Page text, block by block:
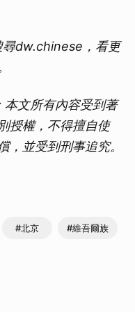
dw.chinese，看更
文所有內容受到著
授權，不得擅自使
，並受到刑事追究。
#北京 #維吾爾族